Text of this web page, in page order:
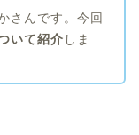
さんです。今回
いて紹介 しま